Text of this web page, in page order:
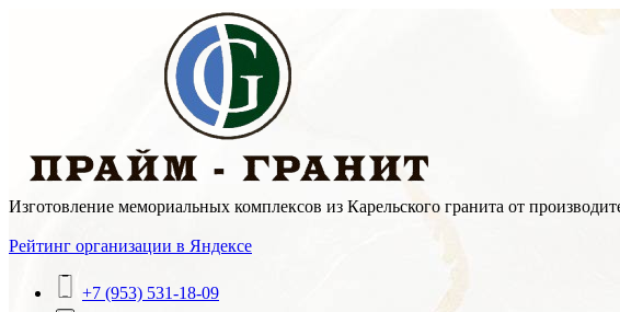
Изготовление мемориальных комплексов из Карельского гранита от
Рейтинг организации в Яндексе
+7 (953) 531-18-09